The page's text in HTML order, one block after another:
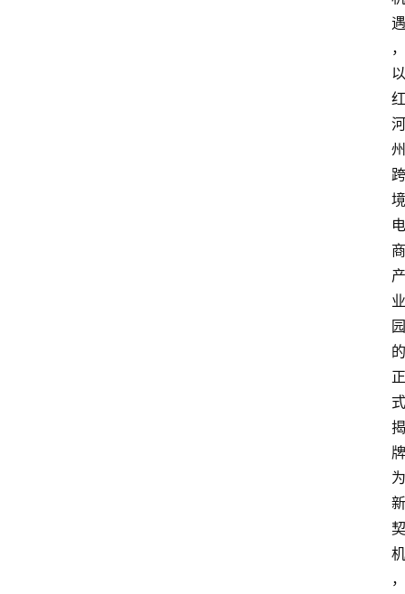
遇
，
以
红
河
州
跨
境
电
商
产
业
园
的
正
式
揭
牌
为
新
契
机
，